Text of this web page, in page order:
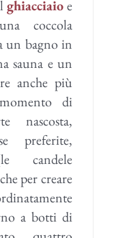
ghiacciaioe
coccola
un bagno in
sauna e un
anche più
di
nascosta,
preferite,
candele
per creare
a botti di